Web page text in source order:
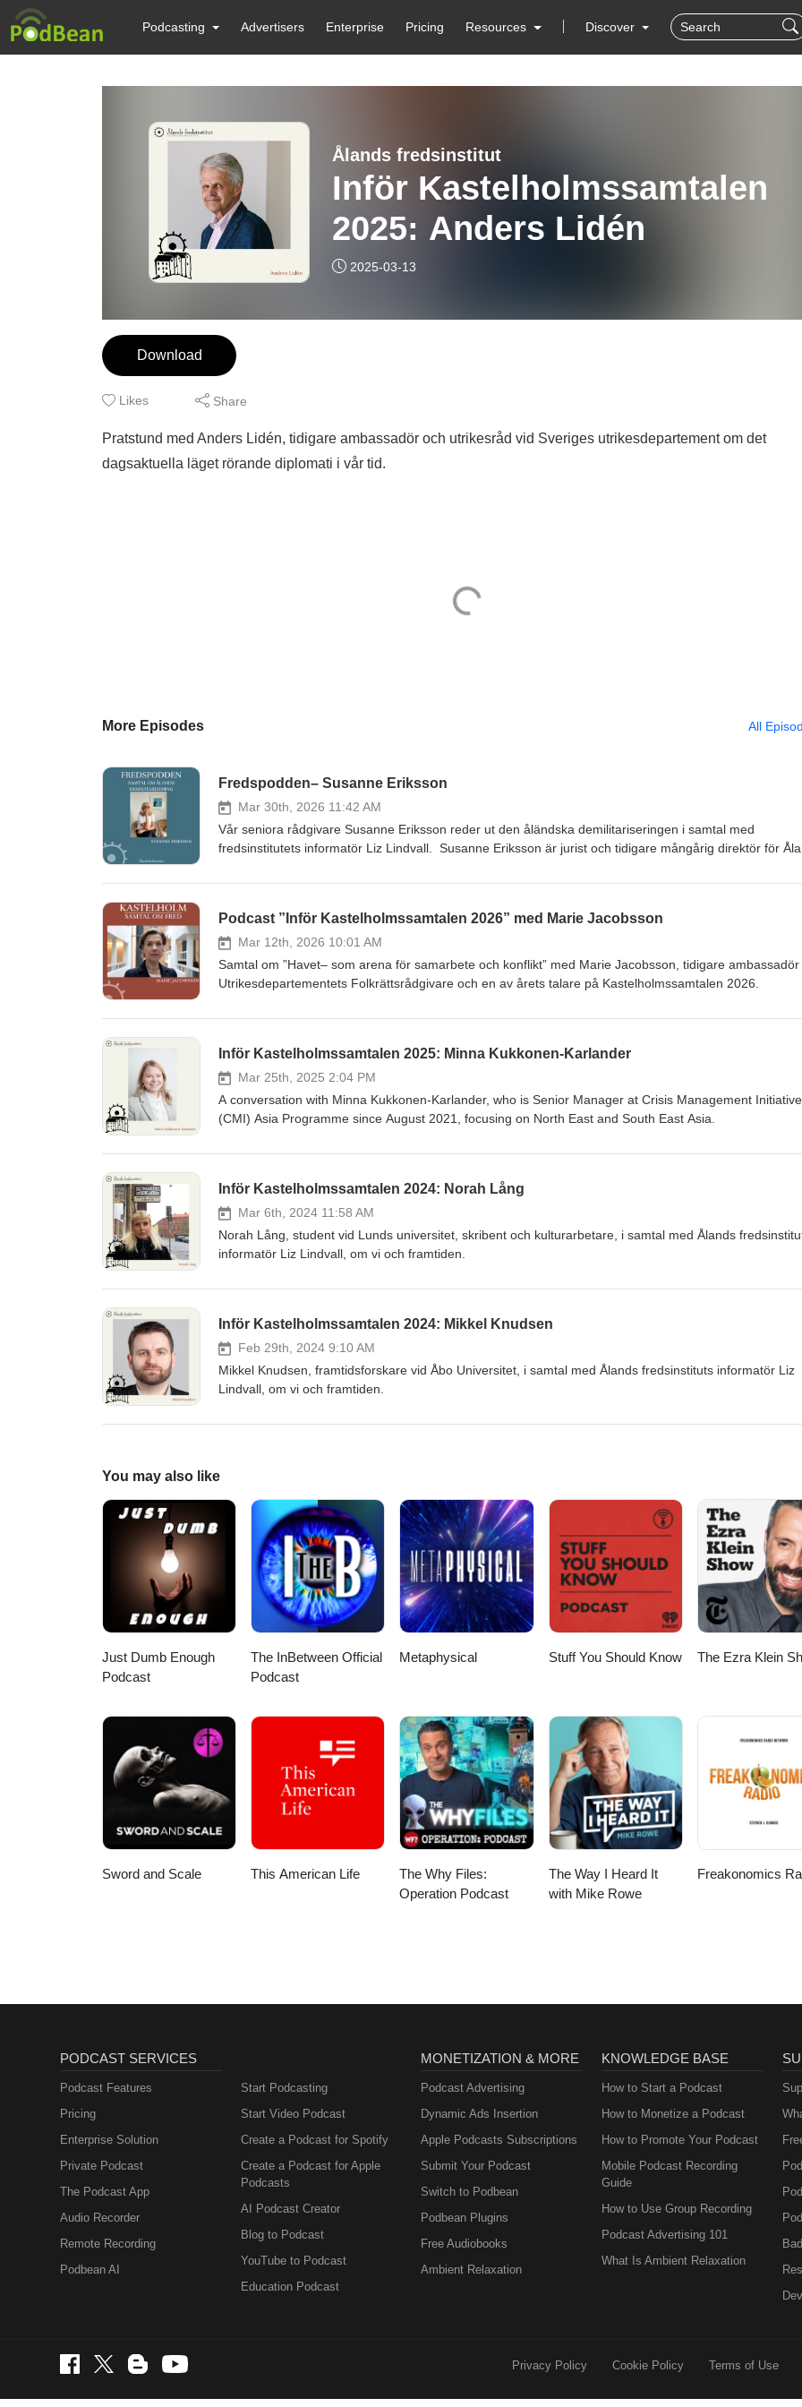
Podcasting Advertisers Enterprise Pricing Resources Discover
Ålands fredsinstitut
Inför Kastelholmssamtalen
2025: Anders Lidén
2025-03-13
Download
Likes Share
Pratstund med Anders Lidén, tidigare ambassadör och utrikesråd vid Sveriges utrikesdepartement om det
dagsaktuella läget rörande diplomati i vår tid.
More Episodes All
Fredspodden– Susanne Eriksson
Mar 30th, 2026 11:42 AM
Vår seniora rådgivare Susanne Eriksson reder ut den åländska demilitariseringen i samtal med
fredsinstitutets informatör Liz Lindvall. Susanne Eriksson är jurist och tidigare mångårig direktör för
landskapsregeringens kontaktgrupp med utrikesministeriet och i styrelsen för Ålands fredsinstitut.
Podcast ”Inför Kastelholmssamtalen 2026” med Marie Jacobsson
Mar 12th, 2026 10:01 AM
Samtal om ”Havet– som arena för samarbete och konflikt” med Marie Jacobsson, tidigare
Utrikesdepartementets Folkrättsrådgivare och en av årets talare på Kastelholmssamtalen 2026.
Inför Kastelholmssamtalen 2025: Minna Kukkonen-Karlander
Mar 25th, 2025 2:04 PM
A conversation with Minna Kukkonen-Karlander, who is Senior Manager at Crisis Management
(CMI) Asia Programme since August 2021, focusing on North East and South East Asia.
Inför Kastelholmssamtalen 2024: Norah Lång
Mar 6th, 2024 11:58 AM
Norah Lång, student vid Lunds universitet, skribent och kulturarbetare, i samtal med Ålands
informatör Liz Lindvall, om vi och framtiden.
Inför Kastelholmssamtalen 2024: Mikkel Knudsen
Feb 29th, 2024 9:10 AM
Mikkel Knudsen, framtidsforskare vid Åbo Universitet, i samtal med Ålands fredsinstituts informatör Liz
Lindvall, om vi och framtiden.
You may also like
Just Dumb Enough
Podcast
The InBetween Official
Podcast
Metaphysical Stuff You Should Know The Ezra Klein
Sword and Scale This American Life
The Why Files:
Operation Podcast
The Way I Heard It
with Mike Rowe
Freakonomics
PODCAST SERVICES
Podcast Features
Pricing
Enterprise Solution
Private Podcast
The Podcast App
Audio Recorder
Remote Recording
Podbean AI
Start Podcasting
Start Video Podcast
Create a Podcast for Spotify
Create a Podcast for Apple
Podcasts
AI Podcast Creator
Blog to Podcast
YouTube to Podcast
Education Podcast
MONETIZATION & MORE
Podcast Advertising
Dynamic Ads Insertion
Apple Podcasts Subscriptions
Submit Your Podcast
Switch to Podbean
Podbean Plugins
Free Audiobooks
Ambient Relaxation
KNOWLEDGE BASE
How to Start a Podcast
How to Monetize a Podcast
How to Promote Your Podcast
Mobile Podcast Recording
Guide
How to Use Group Recording
Podcast Advertising 101
What Is Ambient Relaxation
Privacy Policy Cookie Policy Terms of Use